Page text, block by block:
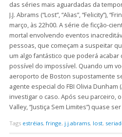
das séries mais aguardadas da
J.J. Abrams (“Lost”, “Alias”, “Felicity”),
março, às 22h00. A série de ficção-
mortal envolvendo eventos
pessoas, que começam a suspeitar
um algo fantástico que poderá acabar
possível do impossível. Quando um
aeroporto de Boston supostamente
agente especial do FBI Olivia Dunham
investigar o caso. Após seu parceiro,
Valley, “Justiça Sem Limites”) quase
Tags estréias, fringe, j.j.abrams, lost,